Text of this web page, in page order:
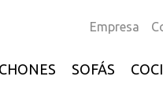
Empresa
SOFÁS